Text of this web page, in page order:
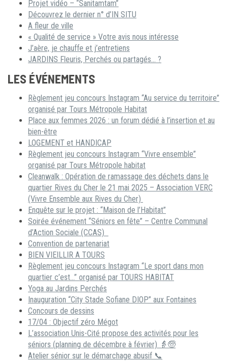
Projet vidéo – “Sanitamtam”
Découvrez le dernier n° d’IN SITU
A fleur de ville
« Qualité de service » Votre avis nous intéresse
J’aère, je chauffe et j’entretiens
JARDINS Fleuris, Perchés ou partagés… ?
LES ÉVÉNEMENTS
Règlement jeu concours Instagram “Au service du territoire”
organisé par Tours Métropole Habitat
Place aux femmes 2026 : un forum dédié à l’insertion et au
bien-être
LOGEMENT et HANDICAP
Règlement jeu concours Instagram “Vivre ensemble”
organisé par Tours Métropole habitat
Cleanwalk : Opération de ramassage des déchets dans le
quartier Rives du Cher le 21 mai 2025 – Association VERC
(Vivre Ensemble aux Rives du Cher)
Enquête sur le projet : “Maison de l’Habitat”
Soirée événement “Séniors en fête” – Centre Communal
d’Action Sociale (CCAS)
Convention de partenariat
BIEN VIEILLIR A TOURS
Règlement jeu concours Instagram “Le sport dans mon
quartier c’est…” organisé par TOURS HABITAT
Yoga au Jardins Perchés
Inauguration “City Stade Sofiane DIOP” aux Fontaines
Concours de dessins
17/04 : Objectif zéro Mégot
L’association Unis-Cité propose des activités pour les
séniors (planning de décembre à février) 👵🧓
Atelier sénior sur le démarchage abusif 📞